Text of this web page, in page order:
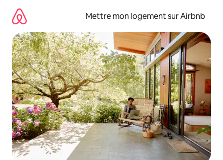
directement
contenu
Mettre mon logement sur Airbnb